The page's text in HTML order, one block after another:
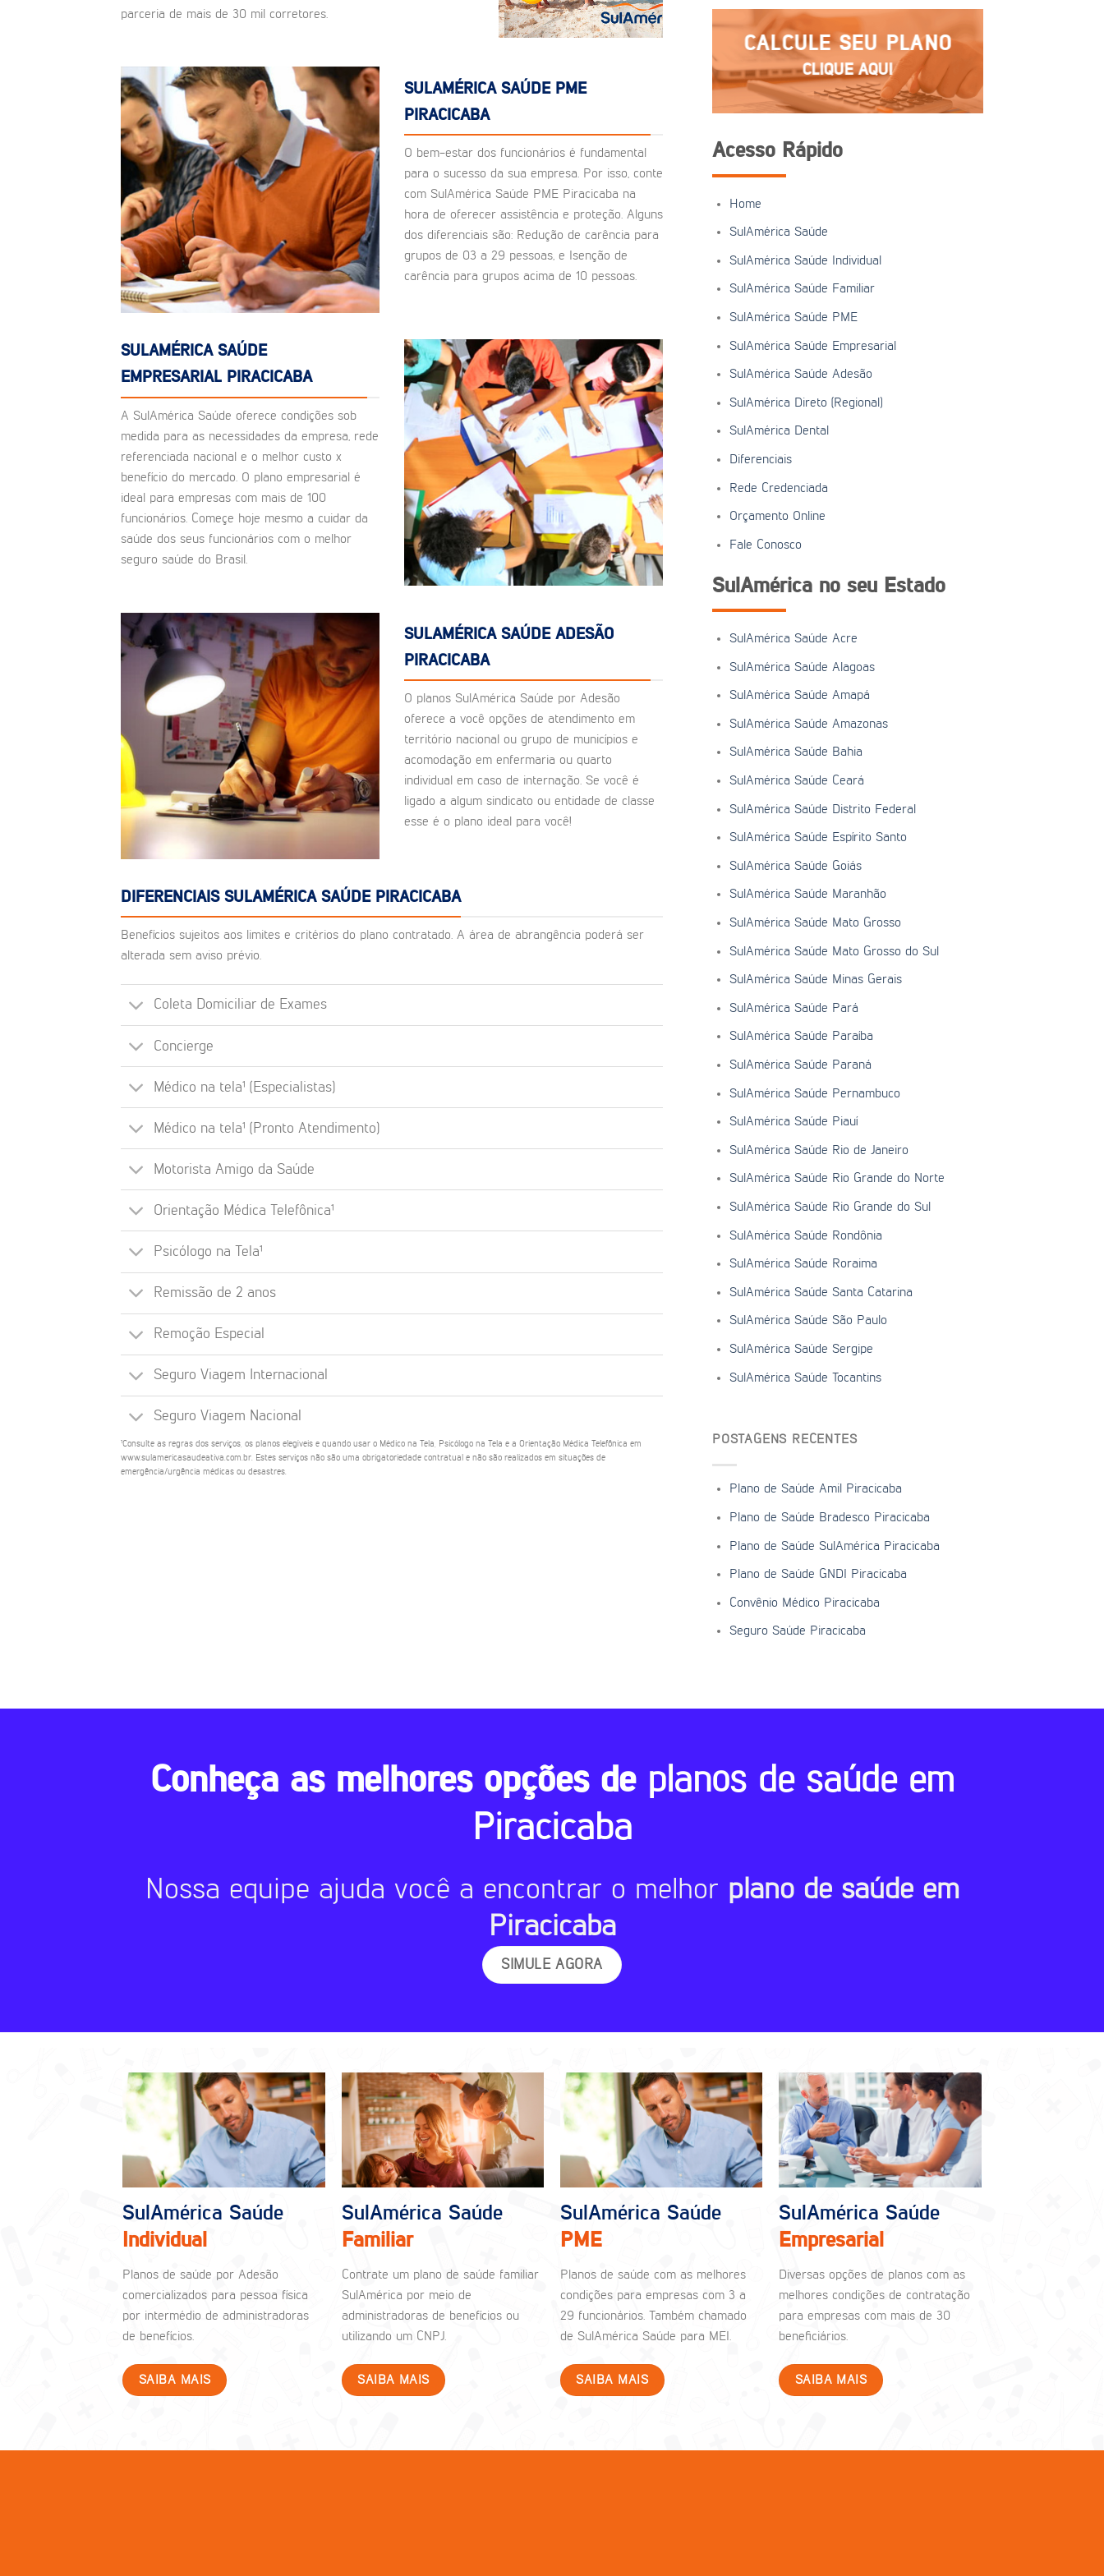
parceria de mais de 30 mil corretores.
SULAMÉRICA SAÚDE PME
PIRACICABA
O bem-estar dos funcionários é fundamental
para o sucesso da sua empresa. Por isso, conte
com SulAmérica Saúde PME Piracicaba na
hora de oferecer assistência e proteção. Alguns
dos diferenciais são: Redução de carência para
grupos de 03 a 29 pessoas, e Isenção de
carência para grupos acima de 10 pessoas.
SULAMÉRICA SAÚDE
EMPRESARIAL PIRACICABA
A SulAmérica Saúde oferece condições sob
medida para as necessidades da empresa, rede
referenciada nacional e o melhor custo x
benefício do mercado. O plano empresarial é
ideal para empresas com mais de 100
funcionários. Começe hoje mesmo a cuidar da
saúde dos seus funcionários com o melhor
seguro saúde do Brasil.
SULAMÉRICA SAÚDE ADESÃO
PIRACICABA
O planos SulAmérica Saúde por Adesão
oferece a você opções de atendimento em
território nacional ou grupo de municípios e
acomodação em enfermaria ou quarto
individual em caso de internação. Se você é
ligado a algum sindicato ou entidade de classe
esse é o plano ideal para você!
DIFERENCIAIS SULAMÉRICA SAÚDE PIRACICABA
Benefícios sujeitos aos limites e critérios do plano contratado. A área de abrangência poderá ser
alterada sem aviso prévio.
Coleta Domiciliar de Exames
Concierge
Médico na tela¹ (Especialistas)
Médico na tela¹ (Pronto Atendimento)
Motorista Amigo da Saúde
Orientação Médica Telefônica¹
Psicólogo na Tela¹
Remissão de 2 anos
Remoção Especial
Seguro Viagem Internacional
Seguro Viagem Nacional
¹Consulte as regras dos serviços, os planos elegíveis e quando usar o Médico na Tela, Psicólogo na Tela e a Orientação Médica Telefônica em
www.sulamericasaudeativa.com.br. Estes serviços não são uma obrigatoriedade contratual e não são realizados em situações de
emergência/urgência médicas ou desastres.
CALCULE SEU PLANO
CLIQUE AQUI
Acesso Rápido
Home
SulAmérica Saúde
SulAmérica Saúde Individual
SulAmérica Saúde Familiar
SulAmérica Saúde PME
SulAmérica Saúde Empresarial
SulAmérica Saúde Adesão
SulAmérica Direto (Regional)
SulAmérica Dental
Diferenciais
Rede Credenciada
Orçamento Online
Fale Conosco
SulAmérica no seu Estado
SulAmérica Saúde Acre
SulAmérica Saúde Alagoas
SulAmérica Saúde Amapá
SulAmérica Saúde Amazonas
SulAmérica Saúde Bahia
SulAmérica Saúde Ceará
SulAmérica Saúde Distrito Federal
SulAmérica Saúde Espírito Santo
SulAmérica Saúde Goiás
SulAmérica Saúde Maranhão
SulAmérica Saúde Mato Grosso
SulAmérica Saúde Mato Grosso do Sul
SulAmérica Saúde Minas Gerais
SulAmérica Saúde Pará
SulAmérica Saúde Paraíba
SulAmérica Saúde Paraná
SulAmérica Saúde Pernambuco
SulAmérica Saúde Piauí
SulAmérica Saúde Rio de Janeiro
SulAmérica Saúde Rio Grande do Norte
SulAmérica Saúde Rio Grande do Sul
SulAmérica Saúde Rondônia
SulAmérica Saúde Roraima
SulAmérica Saúde Santa Catarina
SulAmérica Saúde São Paulo
SulAmérica Saúde Sergipe
SulAmérica Saúde Tocantins
POSTAGENS RECENTES
Plano de Saúde Amil Piracicaba
Plano de Saúde Bradesco Piracicaba
Plano de Saúde SulAmérica Piracicaba
Plano de Saúde GNDI Piracicaba
Convênio Médico Piracicaba
Seguro Saúde Piracicaba
Conheça as melhores opções de planos de saúde em
Piracicaba
Nossa equipe ajuda você a encontrar o melhor plano de saúde em
Piracicaba
SIMULE AGORA
SulAmérica Saúde
Individual
Planos de saúde por Adesão
comercializados para pessoa física
por intermédio de administradoras
de benefícios.
SAIBA MAIS
SulAmérica Saúde
Familiar
Contrate um plano de saúde familiar
SulAmérica por meio de
administradoras de benefícios ou
utilizando um CNPJ.
SAIBA MAIS
SulAmérica Saúde
PME
Planos de saúde com as melhores
condições para empresas com 3 a
29 funcionários. Também chamado
de SulAmérica Saúde para MEI.
SAIBA MAIS
SulAmérica Saúde
Empresarial
Diversas opções de planos com as
melhores condições de contratação
para empresas com mais de 30
beneficiários.
SAIBA MAIS